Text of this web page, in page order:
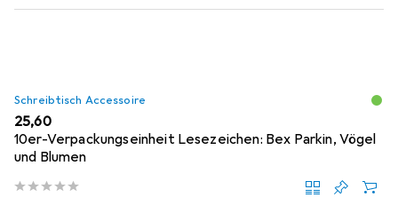
Schreibtisch Accessoire
EUR
25,60
10er-Verpackungseinheit Lesezeichen: Bex Parkin, Vögel
und Blumen